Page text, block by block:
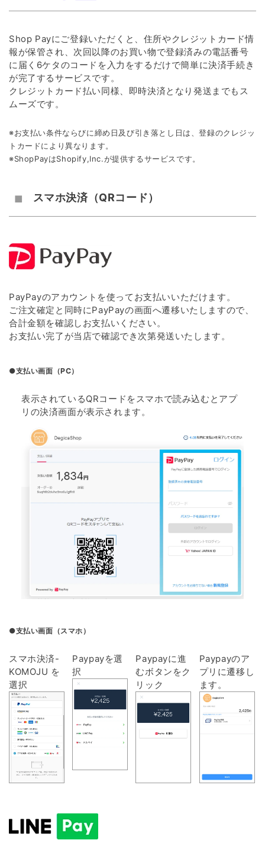
Shop Payにご登録いただくと、住所やクレジットカード情
報が保管され、次回以降のお買い物で登録済みの電話番号
に届く6ケタのコードを入力をするだけで簡単に決済手続き
が完了するサービスです。
クレジットカード払い同様、即時決済となり発送までもス
ムーズです。
※お支払い条件ならびに締め日及び引き落とし日は、登録のクレジッ
トカードにより異なります。
※ShopPayはShopify,Inc.が提供するサービスです。
スマホ決済（QRコード）
PayPayのアカウントを使ってお支払いいただけます。
ご注文確定と同時にPayPayの画面へ遷移いたしますので、
合計金額を確認しお支払いください。
お支払い完了が当店で確認でき次第発送いたします。
●支払い画面（PC）
表示されているQRコードをスマホで読み込むとアプ
リの決済画面が表示されます。
●支払い画面（スマホ）
スマホ決済-
KOMOJU を
選択
Paypayを選
択
Paypayに進
むボタンをク
リック
Paypayのア
プリに遷移し
ます。